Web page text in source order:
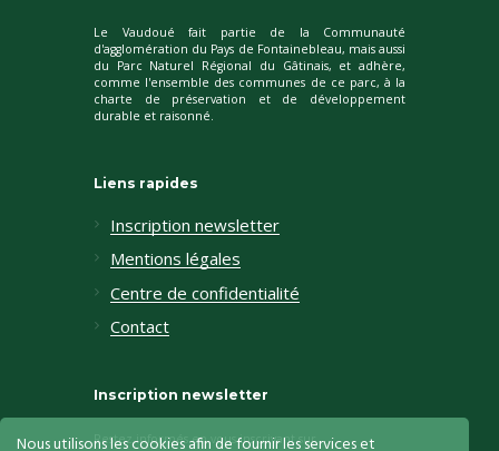
Le Vaudoué fait partie de la Communauté
d'agglomération du Pays de Fontainebleau, mais aussi
du Parc Naturel Régional du Gâtinais, et adhère,
comme l'ensemble des communes de ce parc, à la
charte de préservation et de développement
durable et raisonné.
Liens rapides
Inscription newsletter
Mentions légales
Centre de confidentialité
Contact
Inscription newsletter
Restez informés en vous inscrivant sur
Nous utilisons les cookies afin de fournir les services et